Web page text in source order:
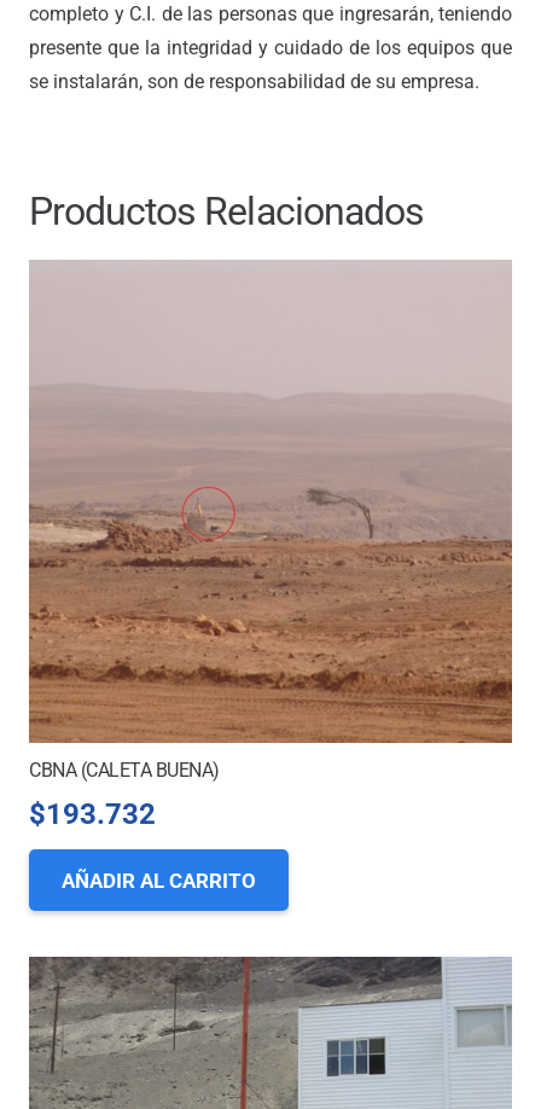
completo y C.I. de las personas que ingresarán, teniendo
presente que la integridad y cuidado de los equipos que
se instalarán, son de responsabilidad de su empresa.
Productos Relacionados
CBNA (CALETA BUENA)
$193.732
AÑADIR AL CARRITO